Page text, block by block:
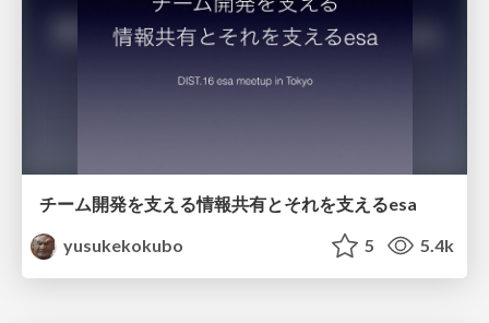
チーム開発を支える情報共有とそれを支えるesa
yusukekokubo
5 5.4k